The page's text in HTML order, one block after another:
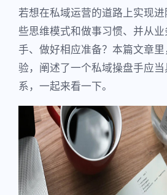
若想在私域运营的道路上实现
些思维模式和做事习惯、并从
手、做好相应准备？本篇文章
验，阐述了一个私域操盘手应
系，一起来看一下。